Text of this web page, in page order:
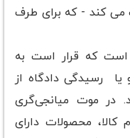
می کند - که برای طرف
است که قرار است به
یا رسیدگی دادگاه از
در موت میانجی‌گری
کالا، محصولات دارای